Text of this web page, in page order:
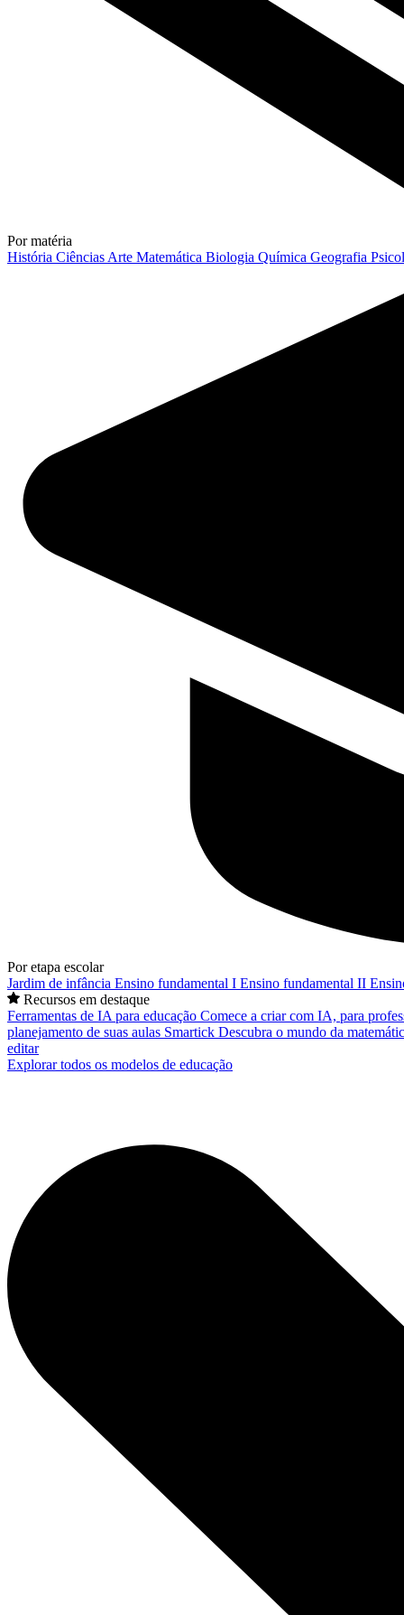
Por matéria
História Ciências Arte Matemática Biologia Química Geografia
Por etapa escolar
Jardim de infância Ensino fundamental I Ensino fundamental II
Recursos em destaque
Ferramentas de IA para educação Comece a criar com IA, para
planejamento de suas aulas Smartick Descubra o mundo da
editar
Explorar todos os modelos de educação